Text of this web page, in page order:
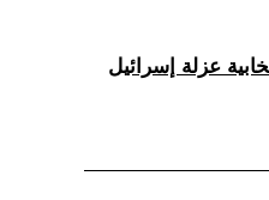
عزلة إسرائيل